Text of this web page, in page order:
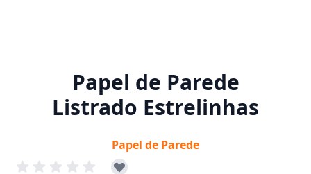
Papel de Parede
Listrado Estrelinhas
Papel de Parede